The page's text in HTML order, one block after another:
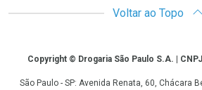
Voltar ao Topo
CopyrightCopyright © Drogaria São Paulo S.A. |
São Paulo - SP: Avenida Renata, 60, Chácara